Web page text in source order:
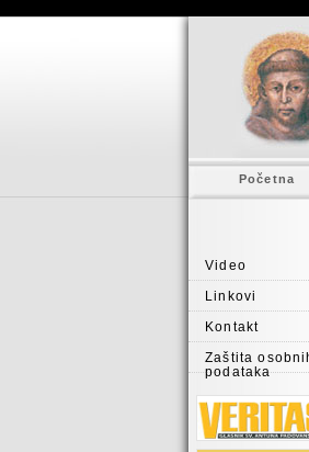
Početna
Video
Linkovi
Kontakt
Zaštita
podataka